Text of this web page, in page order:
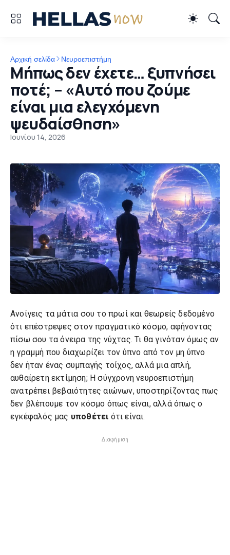
Αρχική σελίδα Νευροεπιστήμη
Μήπως δεν έχετε… ξυπνήσει
ποτέ; – «Αυτό που ζούμε
είναι μια ελεγχόμενη
ψευδαίσθηση»
Ιουνίου 14, 2026
Ανοίγεις τα μάτια σου το πρωί και θεωρείς δεδομένο
ότι επέστρεψες στον πραγματικό κόσμο, αφήνοντας
πίσω σου τα όνειρα της νύχτας. Τι θα γινόταν όμως αν
η γραμμή που διαχωρίζει τον ύπνο από τον μη ύπνο
δεν ήταν ένας συμπαγής τοίχος, αλλά μια απλή,
αυθαίρετη εκτίμηση; Η σύγχρονη νευροεπιστήμη
ανατρέπει βεβαιότητες αιώνων, υποστηρίζοντας πως
δεν βλέπουμε τον κόσμο όπως είναι, αλλά όπως ο
εγκέφαλός μας υποθέτει ότι είναι.
Διαφήμιση